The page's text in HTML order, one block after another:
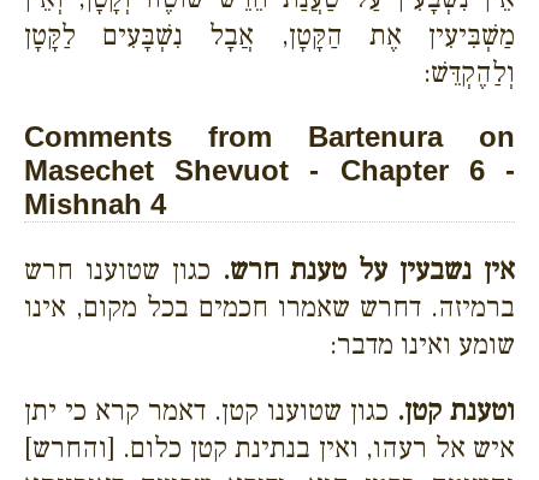
מַשְׁבִּיעִין אֶת הַקָּטָן, אֲבָל נִשְׁבָּעִים לַקָּטָן
וְלַהֶקְדֵּשׁ:
Comments from Bartenura on
Masechet Shevuot - Chapter 6 -
Mishnah 4
אין נשבעין על טענת חרש. כגון שטוענו חרש
ברמיזה. דחרש שאמרו חכמים בכל מקום, אינו
שומע ואינו מדבר:
וטענת קטן. כגון שטוענו קטן. דאמר קרא כי יתן
איש אל רעהו, ואין בנתינת קטן כלום. [והחרש]